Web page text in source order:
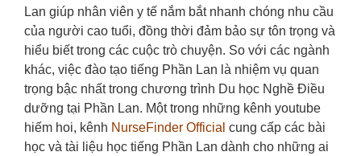
Lan giúp nhân viên y tế nắm bắt nhanh chóng nhu cầu
của người cao tuổi, đồng thời đảm bảo sự tôn trọng và
hiểu biết trong các cuộc trò chuyện. So với các ngành
khác, việc đào tạo tiếng Phần Lan là nhiệm vụ quan
trọng bậc nhất trong chương trình Du học Nghề Điều
dưỡng tại Phần Lan. Một trong những kênh youtube
hiếm hoi, kênh NurseFinder Official cung cấp các bài
học và tài liệu học tiếng Phần Lan dành cho những ai